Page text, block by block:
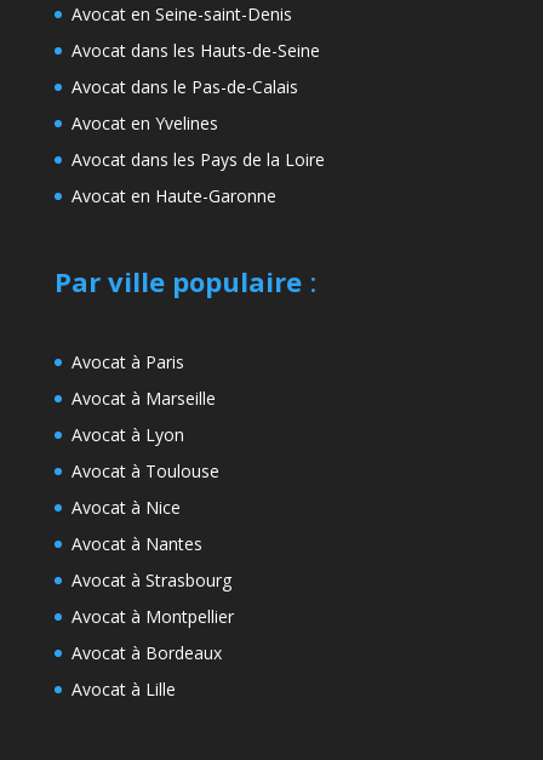
Avocat en Seine-saint-Denis
Avocat dans les Hauts-de-Seine
Avocat dans le Pas-de-Calais
Avocat en Yvelines
Avocat dans les Pays de la Loire
Avocat en Haute-Garonne
Par ville populaire:
Avocat à Paris
Avocat à Marseille
Avocat à Lyon
Avocat à Toulouse
Avocat à Nice
Avocat à Nantes
Avocat à Strasbourg
Avocat à Montpellier
Avocat à Bordeaux
Avocat à Lille